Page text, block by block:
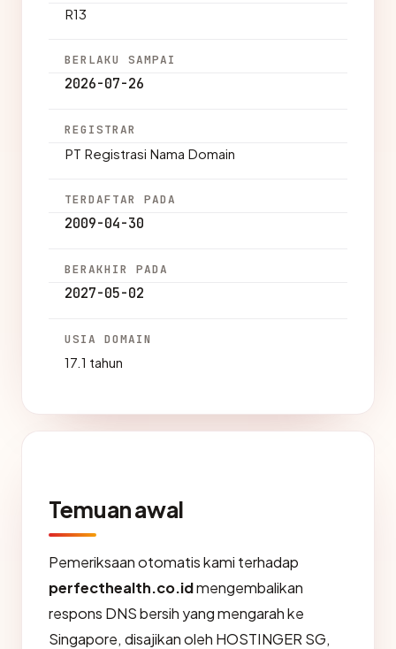
R13
BERLAKU SAMPAI
2026-07-26
REGISTRAR
PT Registrasi Nama Domain
TERDAFTAR PADA
2009-04-30
BERAKHIR PADA
2027-05-02
USIA DOMAIN
17.1 tahun
Temuan awal
Pemeriksaan otomatis kami terhadap
perfecthealth.co.idmengembalikan
respons DNS bersih yang mengarah ke
Singapore, disajikan oleh HOSTINGER SG,